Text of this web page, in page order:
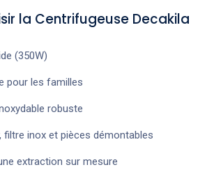
la Centrifugeuse Decakila
(350W)
pour les familles
robuste
filtre inox et pièces démontables
extraction sur mesure